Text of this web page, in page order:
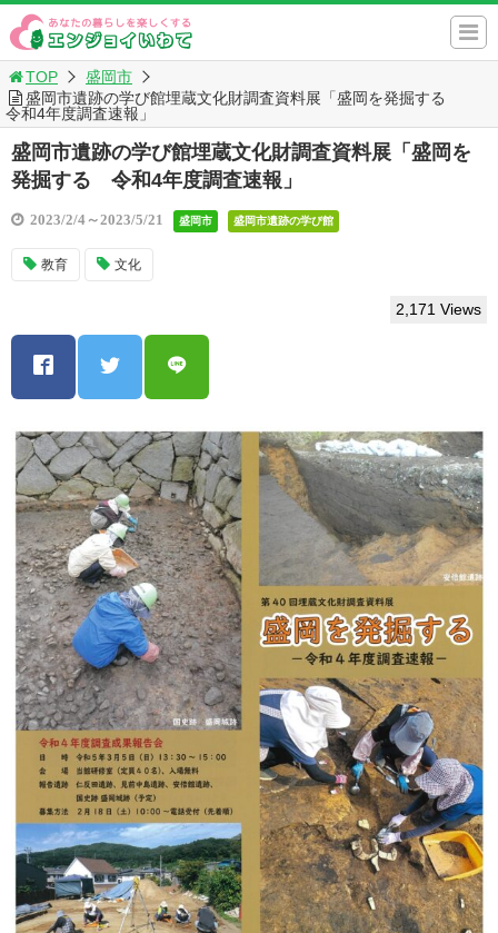
TOP
盛岡市
盛岡市遺跡の学び館埋蔵文化財調査資料展「盛岡を発掘する
令和4年度調査速報」
盛岡市遺跡の学び館埋蔵文化財調査資料展「盛岡を
発掘する 令和4年度調査速報」
2023/2/4～2023/5/21 盛岡市 盛岡市遺跡の学び館
教育 文化
2,171 Views